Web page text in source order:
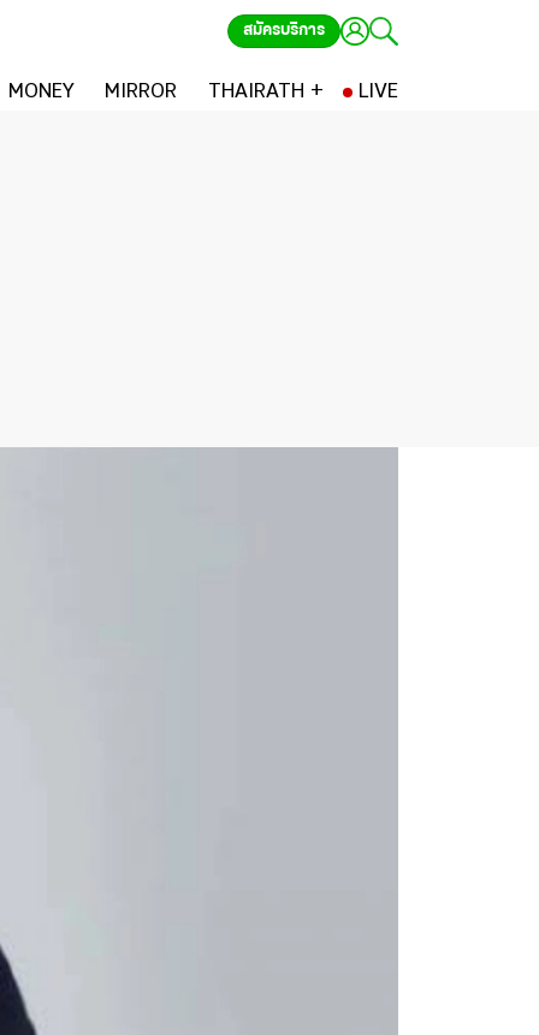
สมัครบริการ
MONEY MIRROR THAIRATH + LIVE